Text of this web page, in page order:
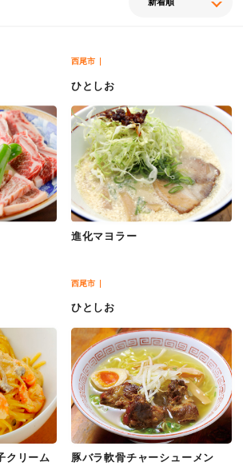
西尾市
ひとしお
進化マヨラー
クリーム
西尾市
ひとしお
豚バラ軟骨チャーシューメン